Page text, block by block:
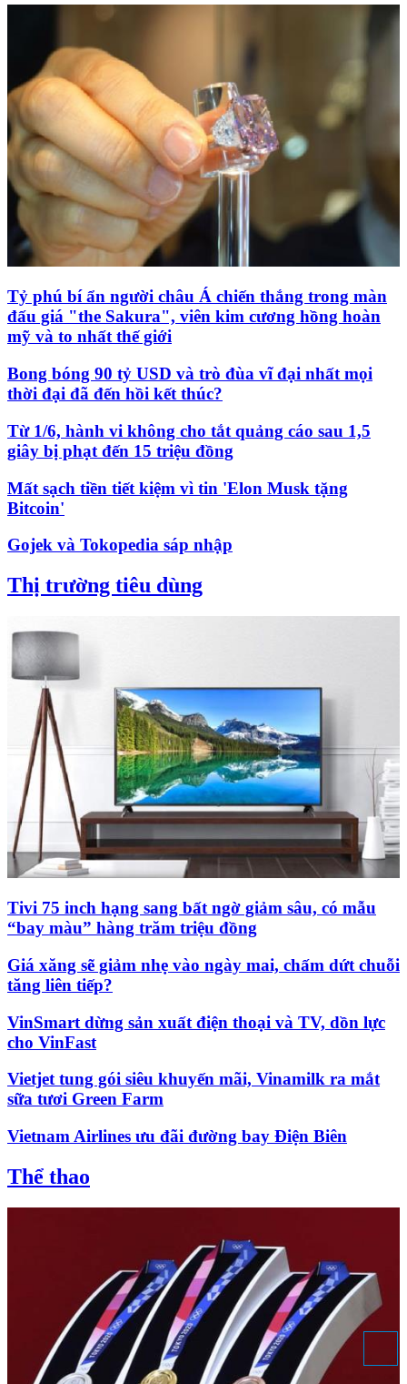
Tỷ phú bí ẩn người châu Á chiến thắng trong màn
đấu giá "the Sakura", viên kim cương hồng hoàn
mỹ và to nhất thế giới
Bong bóng 90 tỷ USD và trò đùa vĩ đại nhất mọi
thời đại đã đến hồi kết thúc?
Từ 1/6, hành vi không cho tắt quảng cáo sau 1,5
giây bị phạt đến 15 triệu đồng
Mất sạch tiền tiết kiệm vì tin 'Elon Musk tặng
Bitcoin'
Gojek và Tokopedia sáp nhập
Thị trường tiêu dùng
Tivi 75 inch hạng sang bất ngờ giảm sâu, có mẫu
“bay màu” hàng trăm triệu đồng
Giá xăng sẽ giảm nhẹ vào ngày mai, chấm dứt chuỗi
tăng liên tiếp?
VinSmart dừng sản xuất điện thoại và TV, dồn lực
cho VinFast
Vietjet tung gói siêu khuyến mãi, Vinamilk ra mắt
sữa tươi Green Farm
Vietnam Airlines ưu đãi đường bay Điện Biên
Thể thao